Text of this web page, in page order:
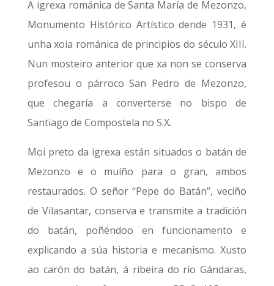
A igrexa románica de Santa María de Mezonzo,
Monumento Histórico Artístico dende 1931, é
unha xoia románica de principios do século XIII.
Nun mosteiro anterior que xa non se conserva
profesou o párroco San Pedro de Mezonzo,
que chegaría a converterse no bispo de
Santiago de Compostela no S.X.
Moi preto da igrexa están situados o batán de
Mezonzo e o muíño para o gran, ambos
restaurados. O señor “Pepe do Batán”, veciño
de Vilasantar, conserva e transmite a tradición
do batán, poñéndoo en funcionamento e
explicando a súa historia e mecanismo. Xusto
ao carón do batán, á ribeira do río Gándaras,